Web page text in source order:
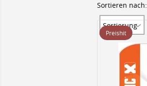
Sortieren nach:
Sortierung
Preishit